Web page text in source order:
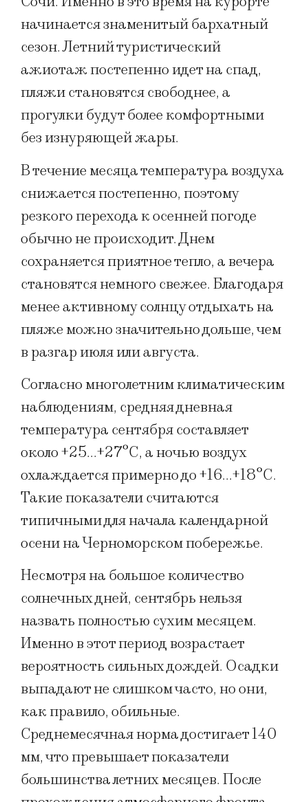
начинается знаменитый бархатный
сезон. Летний туристический
ажиотаж постепенно идет на спад,
пляжи становятся свободнее, а
прогулки будут более комфортными
без изнуряющей жары.
В течение месяца температура воздуха
снижается постепенно, поэтому
резкого перехода к осенней погоде
обычно не происходит. Днем
сохраняется приятное тепло, а вечера
становятся немного свежее. Благодаря
менее активному солнцу отдыхать на
пляже можно значительно дольше, чем
в разгар июля или августа.
Согласно многолетним климатическим
наблюдениям, средняя дневная
температура сентября составляет
около +25…+27°C, а ночью воздух
охлаждается примерно до +16…+18°C.
Такие показатели считаются
типичными для начала календарной
осени на Черноморском побережье.
Несмотря на большое количество
солнечных дней, сентябрь нельзя
назвать полностью сухим месяцем.
Именно в этот период возрастает
вероятность сильных дождей. Осадки
выпадают не слишком часто, но они,
как правило, обильные.
Среднемесячная норма достигает 140
мм, что превышает показатели
большинства летних месяцев. После